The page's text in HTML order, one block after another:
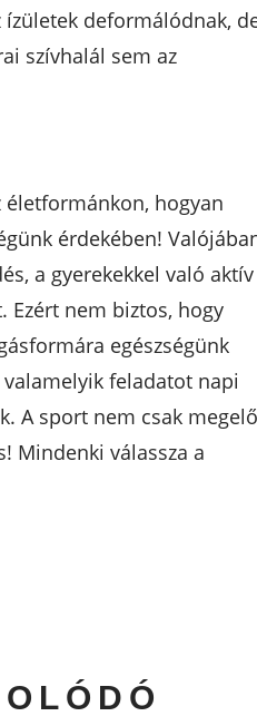
ízületek deformálódnak,
szívhalál sem az
hogyan
érdekében!
a gyerekekkel való aktív
Ezért nem biztos, hogy
egészségünk
feladatot napi
A sport nem csak
Mindenki válassza a